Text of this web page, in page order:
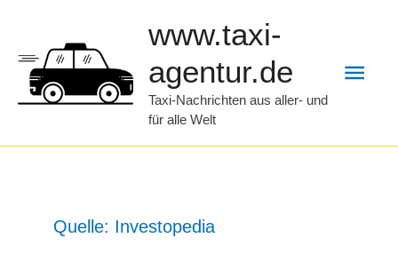
springen
www.taxi-
agentur.de
Taxi-Nachrichten aus aller- und
für alle Welt
Quelle: Investopedia